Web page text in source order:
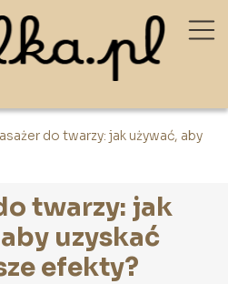
do twarzy: jak używać, aby
twarzy: jak
uzyskać
efekty?